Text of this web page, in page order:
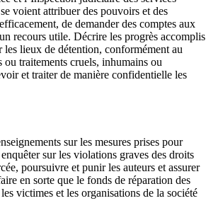
voient attribuer des pouvoirs et des
de demander des comptes aux
recours utile. Décrire les progrès accomplis
les lieux de détention, conformément au
traitements cruels, inhumains ou
et traiter de manière confidentielle les
sur les mesures prises pour
sur les violations graves des droits
poursuivre et punir les auteurs et assurer
en sorte que le fonds de réparation des
victimes et les organisations de la société